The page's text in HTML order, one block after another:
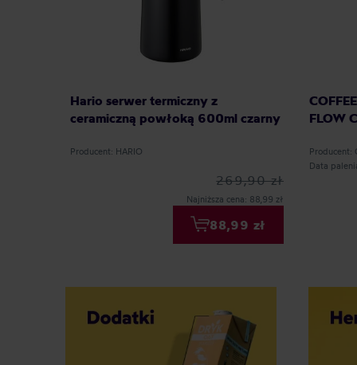
Hario serwer termiczny z
ceramiczną powłoką 600ml czarny
Producent: HARIO
269,90 zł
Najniższa cena: 88,99 zł
88,99 zł
FLOW
Producent:
Data